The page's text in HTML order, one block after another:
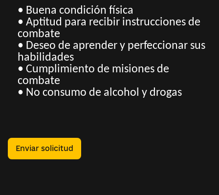
• Buena condición física
• Aptitud para recibir instrucciones de
combate
• Deseo de aprender y perfeccionar sus
habilidades
• Cumplimiento de misiones de
combate
• No consumo de alcohol y drogas
Enviar solicitud